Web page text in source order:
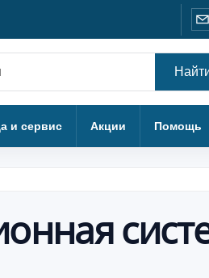
и сервис Акции Помощь